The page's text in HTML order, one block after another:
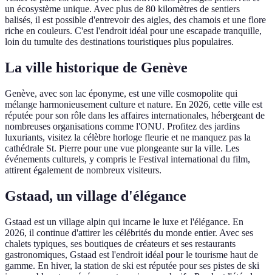
un écosystème unique. Avec plus de 80 kilomètres de sentiers
balisés, il est possible d'entrevoir des aigles, des chamois et une flore
riche en couleurs. C'est l'endroit idéal pour une escapade tranquille,
loin du tumulte des destinations touristiques plus populaires.
La ville historique de Genève
Genève, avec son lac éponyme, est une ville cosmopolite qui
mélange harmonieusement culture et nature. En 2026, cette ville est
réputée pour son rôle dans les affaires internationales, hébergeant de
nombreuses organisations comme l'ONU. Profitez des jardins
luxuriants, visitez la célèbre horloge fleurie et ne manquez pas la
cathédrale St. Pierre pour une vue plongeante sur la ville. Les
événements culturels, y compris le Festival international du film,
attirent également de nombreux visiteurs.
Gstaad, un village d'élégance
Gstaad est un village alpin qui incarne le luxe et l'élégance. En
2026, il continue d'attirer les célébrités du monde entier. Avec ses
chalets typiques, ses boutiques de créateurs et ses restaurants
gastronomiques, Gstaad est l'endroit idéal pour le tourisme haut de
gamme. En hiver, la station de ski est réputée pour ses pistes de ski